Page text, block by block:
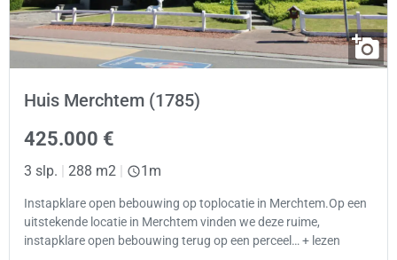
Huis Merchtem (1785)
425.000 €
3 slp. | 288 m2 | 1m
Instapklare open bebouwing op toplocatie in Merchtem.Op een
uitstekende locatie in Merchtem vinden we deze ruime,
instapklare open bebouwing terug op een perceel… + lezen